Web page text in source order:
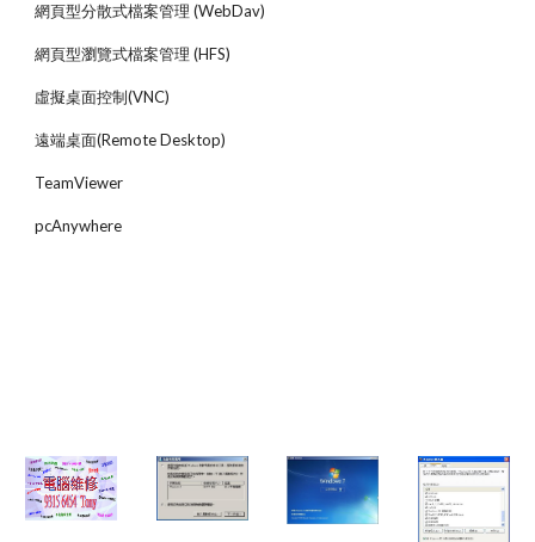
網頁型分散式檔案管理 (WebDav)
網頁型瀏覽式檔案管理 (HFS)
虛擬桌面控制(VNC)
遠端桌面(Remote Desktop)
TeamViewer
pcAnywhere